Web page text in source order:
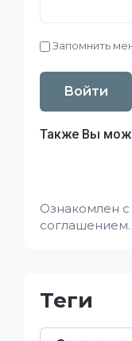
Запомнить
Войти
Также Вы
Ознакомлен с
соглашением.
теги